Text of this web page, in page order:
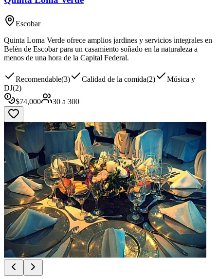
Escobar
Quinta Loma Verde ofrece amplios jardines y servicios integrales en
Belén de Escobar para un casamiento soñado en la naturaleza a
menos de una hora de la Capital Federal.
Recomendable(3) Calidad de la comida(2)
Música y
DJ(2)
$74,000 30 a 300